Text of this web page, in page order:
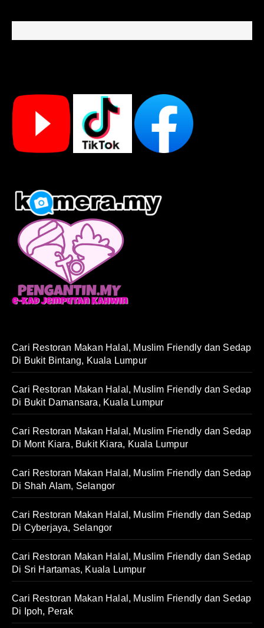
Cari Restoran Makan Halal, Muslim Friendly dan Sedap
Di Bukit Bintang, Kuala Lumpur
Cari Restoran Makan Halal, Muslim Friendly dan Sedap
Di Bukit Damansara, Kuala Lumpur
Cari Restoran Makan Halal, Muslim Friendly dan Sedap
Di Mont Kiara, Bukit Kiara, Kuala Lumpur
Cari Restoran Makan Halal, Muslim Friendly dan Sedap
Di Shah Alam, Selangor
Cari Restoran Makan Halal, Muslim Friendly dan Sedap
Di Cyberjaya, Selangor
Cari Restoran Makan Halal, Muslim Friendly dan Sedap
Di Sri Hartamas, Kuala Lumpur
Cari Restoran Makan Halal, Muslim Friendly dan Sedap
Di Ipoh, Perak